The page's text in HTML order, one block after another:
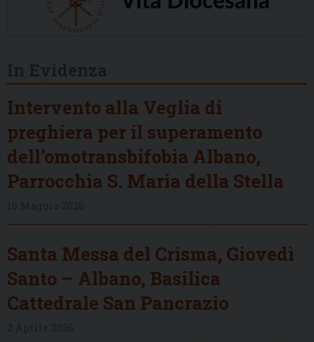
Intervento alla Veglia di
preghiera per il superamento
dell’omotransbifobia Albano,
Parrocchia S. Maria della Stella
Santa Messa del Crisma, Giovedì
Santo – Albano, Basilica
Cattedrale San Pancrazio